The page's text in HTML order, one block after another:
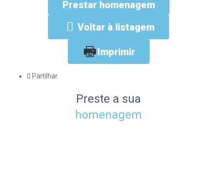
Prestar homenagem
Voltar à listagem
Imprimir
Partilhar
Preste a sua
homenagem